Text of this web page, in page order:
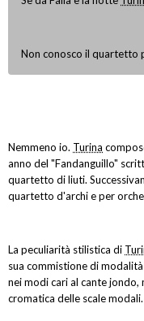
Non conosco il quartetto
Nemmeno io. Turina
anno del "Fandanguillo"
quartetto di liuti.
quartetto d'archi e per
La peculiarità stilistica di
sua commistione di
nei modi cari al cante jondo,
cromatica delle scale modali.